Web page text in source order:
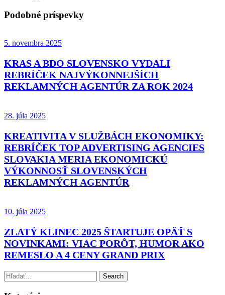
Podobné príspevky
5. novembra 2025
KRAS A BDO SLOVENSKO VYDALI
REBRÍČEK NAJVÝKONNEJŠÍCH
REKLAMNÝCH AGENTÚR ZA ROK 2024
28. júla 2025
KREATIVITA V SLUŽBÁCH EKONOMIKY:
REBRÍČEK TOP ADVERTISING AGENCIES
SLOVAKIA MERIA EKONOMICKÚ
VÝKONNOSŤ SLOVENSKÝCH
REKLAMNÝCH AGENTÚR
10. júla 2025
ZLATÝ KLINEC 2025 ŠTARTUJE OPÄŤ S
NOVINKAMI: VIAC PORÔT, HUMOR AKO
REMESLO A 4 CENY GRAND PRIX